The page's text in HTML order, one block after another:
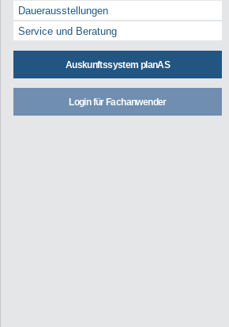
Dauerausstellungen
Service und Beratung
Auskunftssystem planAS
Login für Fachanwender